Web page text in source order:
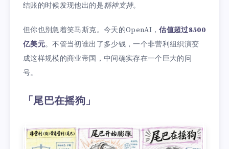
结账的时候发现他出的是精神支持。
但你也别急着笑马斯克。今天的OpenAI，估值超过8500
亿美元。不管当初谁出了多少钱，一个非营利组织演变
成这样规模的商业帝国，中间确实存在一个巨大的问
号。
「尾巴在摇狗」